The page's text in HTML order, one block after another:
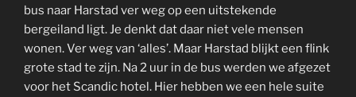
bus naar Harstad ver weg op een uitstekende
bergeiland ligt. Je denkt dat daar niet vele mensen
wonen. Ver weg van ‘alles’. Maar Harstad blijkt een flink
grote stad te zijn. Na 2 uur in de bus werden we afgezet
voor het Scandic hotel. Hier hebben we een hele suite